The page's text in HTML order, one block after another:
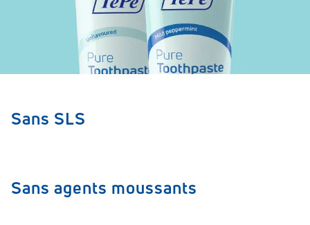
Sans SLS
Sans agents moussants